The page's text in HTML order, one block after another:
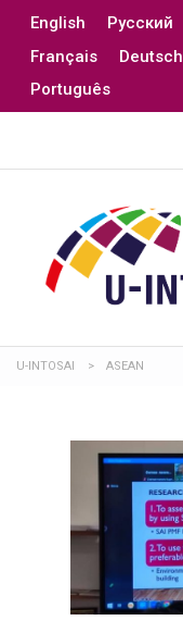
English Русский
Français
Deutsch
Português
U-INTOSAI > ASEAN